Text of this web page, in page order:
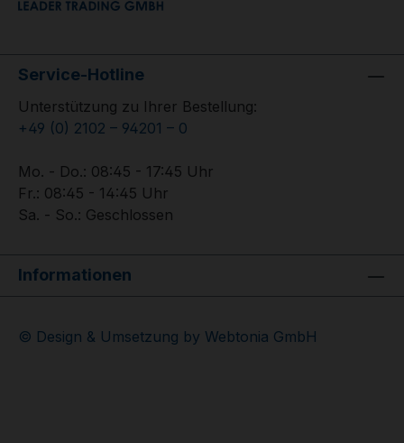
Service-Hotline
Unterstützung zu Ihrer Bestellung:
+49 (0) 2102 – 94201 – 0
Mo. - Do.: 08:45 - 17:45 Uhr
Fr.: 08:45 - 14:45 Uhr
Sa. - So.: Geschlossen
Informationen
© Design & Umsetzung by Webtonia GmbH